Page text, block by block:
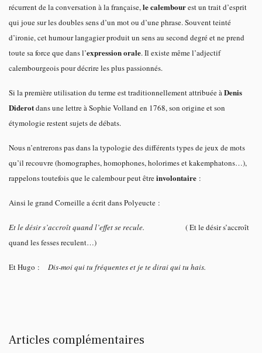
récurrent de la conversation à la française,le calembourest un trait d’esprit
qui joue sur les doubles sens d’un mot ou d’une phrase. Souvent teinté
d’ironie, cet humour langagier produit un sens au second degré et ne prend
toute sa force que dans l’expression orale. Il existe même l’adjectif
calembourgeois pour décrire les plus passionnés.
Si la première utilisation du terme est traditionnellement attribuée àDenis
Diderotdans une lettre à Sophie Volland en 1768, son origine et son
étymologie restent sujets de débats.
Nous n’entrerons pas dans la typologie des différents types de jeux de mots
qu’il recouvre (homographes, homophones, holorimes et kakemphatons…),
rappelons toutefois que le calembour peut êtreinvolontaire :
Ainsi le grand Corneille a écrit dans Polyeucte :
Et le désir s’accroît quand l’effet se recule.
( Et le désir s’accroît
quand les fesses reculent…)
Et Hugo : Dis-moi qui tu fréquentes et je te dirai qui tu hais.
Articles complémentaires